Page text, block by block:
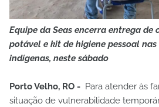
Equipe da Seas encerra entrega de
potável e kit de higiene pessoal
indígenas, neste sábado
Porto Velho, RO - Para atender às
situação de vulnerabilidade